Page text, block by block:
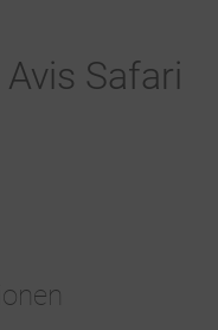
Safari